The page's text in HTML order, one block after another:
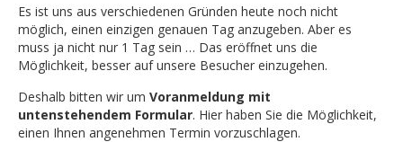
Es ist uns aus verschiedenen Gründen heute noch nicht
möglich, einen einzigen genauen Tag anzugeben. Aber es
muss ja nicht nur 1 Tag sein … Das eröffnet uns die
Möglichkeit, besser auf unsere Besucher einzugehen.
Deshalb bitten wir um Voranmeldung mit
untenstehendem Formular. Hier haben Sie die Möglichkeit,
einen Ihnen angenehmen Termin vorzuschlagen.